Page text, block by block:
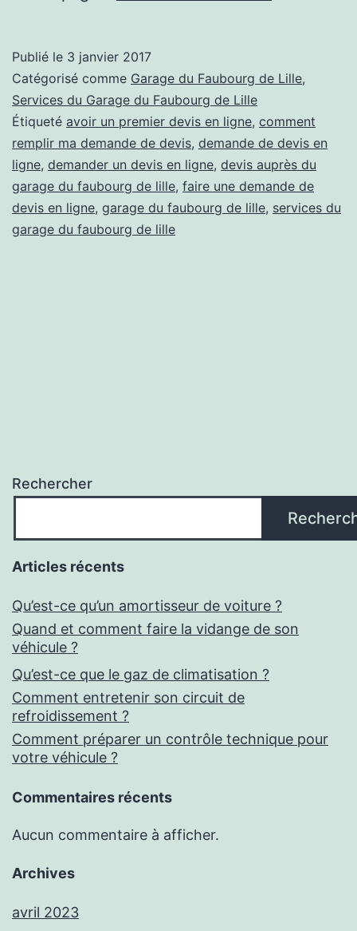
de
en
ligne
:
comment
Publié le 3 janvier 2017
Catégorisé comme Garage du Faubourg de Lille,
Services du Garage du Faubourg de Lille
Étiqueté avoir un premier devis en ligne, comment
remplir ma demande de devis, demande de devis en
ligne, demander un devis en ligne, devis auprès du
garage du faubourg de lille, faire une demande de
devis en ligne, garage du faubourg de lille, services du
garage du faubourg de lille
Rechercher
Articles récents
Qu’est-ce qu’un amortisseur de voiture ?
Quand et comment faire la vidange de son
véhicule ?
Qu’est-ce que le gaz de climatisation ?
Comment entretenir son circuit de
refroidissement ?
Comment préparer un contrôle technique pour
votre véhicule ?
Commentaires récents
Aucun commentaire à afficher.
Archives
avril 2023